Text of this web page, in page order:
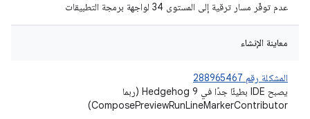
عدم توفّر مسار ترقية إلى المستوى 34 لواجهة برمجة التطبيقات
معاينة الإنشاء
المشكلة رقم 288965467
يصبح IDE بطيئًا جدًا في Hedgehog 9 (ربما
ComposePreviewRunLineMarkerContributor)